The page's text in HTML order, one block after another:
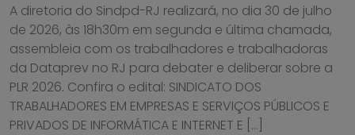
A diretoria do Sindpd-RJ realizará, no dia 30 de julho
de 2026, às 18h30m em segunda e última chamada,
assembleia com os trabalhadores e trabalhadoras
da Dataprev no RJ para debater e deliberar sobre a
PLR 2026. Confira o edital: SINDICATO DOS
TRABALHADORES EM EMPRESAS E SERVIÇOS PÚBLICOS E
PRIVADOS DE INFORMÁTICA E INTERNET E […]